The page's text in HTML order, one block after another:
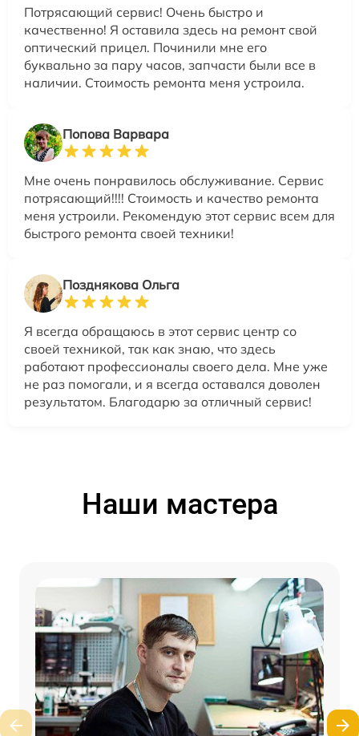
Потрясающий сервис! Очень быстро и
качественно! Я оставила здесь на ремонт свой
оптический прицел. Починили мне его
буквально за пару часов, запчасти были все в
наличии. Стоимость ремонта меня устроила.
Попова Варвара
Мне очень понравилось обслуживание. Сервис
потрясающий!!!! Стоимость и качество ремонта
меня устроили. Рекомендую этот сервис всем для
быстрого ремонта своей техники!
Позднякова Ольга
Я всегда обращаюсь в этот сервис центр со
своей техникой, так как знаю, что здесь
работают профессионалы своего дела. Мне уже
не раз помогали, и я всегда оставался доволен
результатом. Благодарю за отличный сервис!
Наши мастера